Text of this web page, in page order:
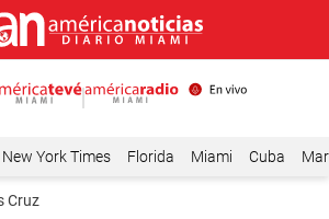
York Times Florida Miami Cuba
Cruz